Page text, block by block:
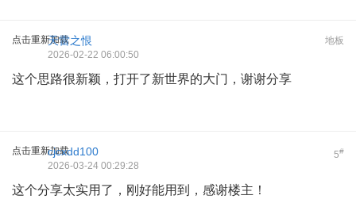
点击重新加载 地板
天雷之恨
2026-02-22 06:00:50
这个思路很新颖，打开了新世界的大门，谢谢分享
点击重新加载 5#
cjcxdd100
2026-03-24 00:29:28
这个分享太实用了，刚好能用到，感谢楼主！